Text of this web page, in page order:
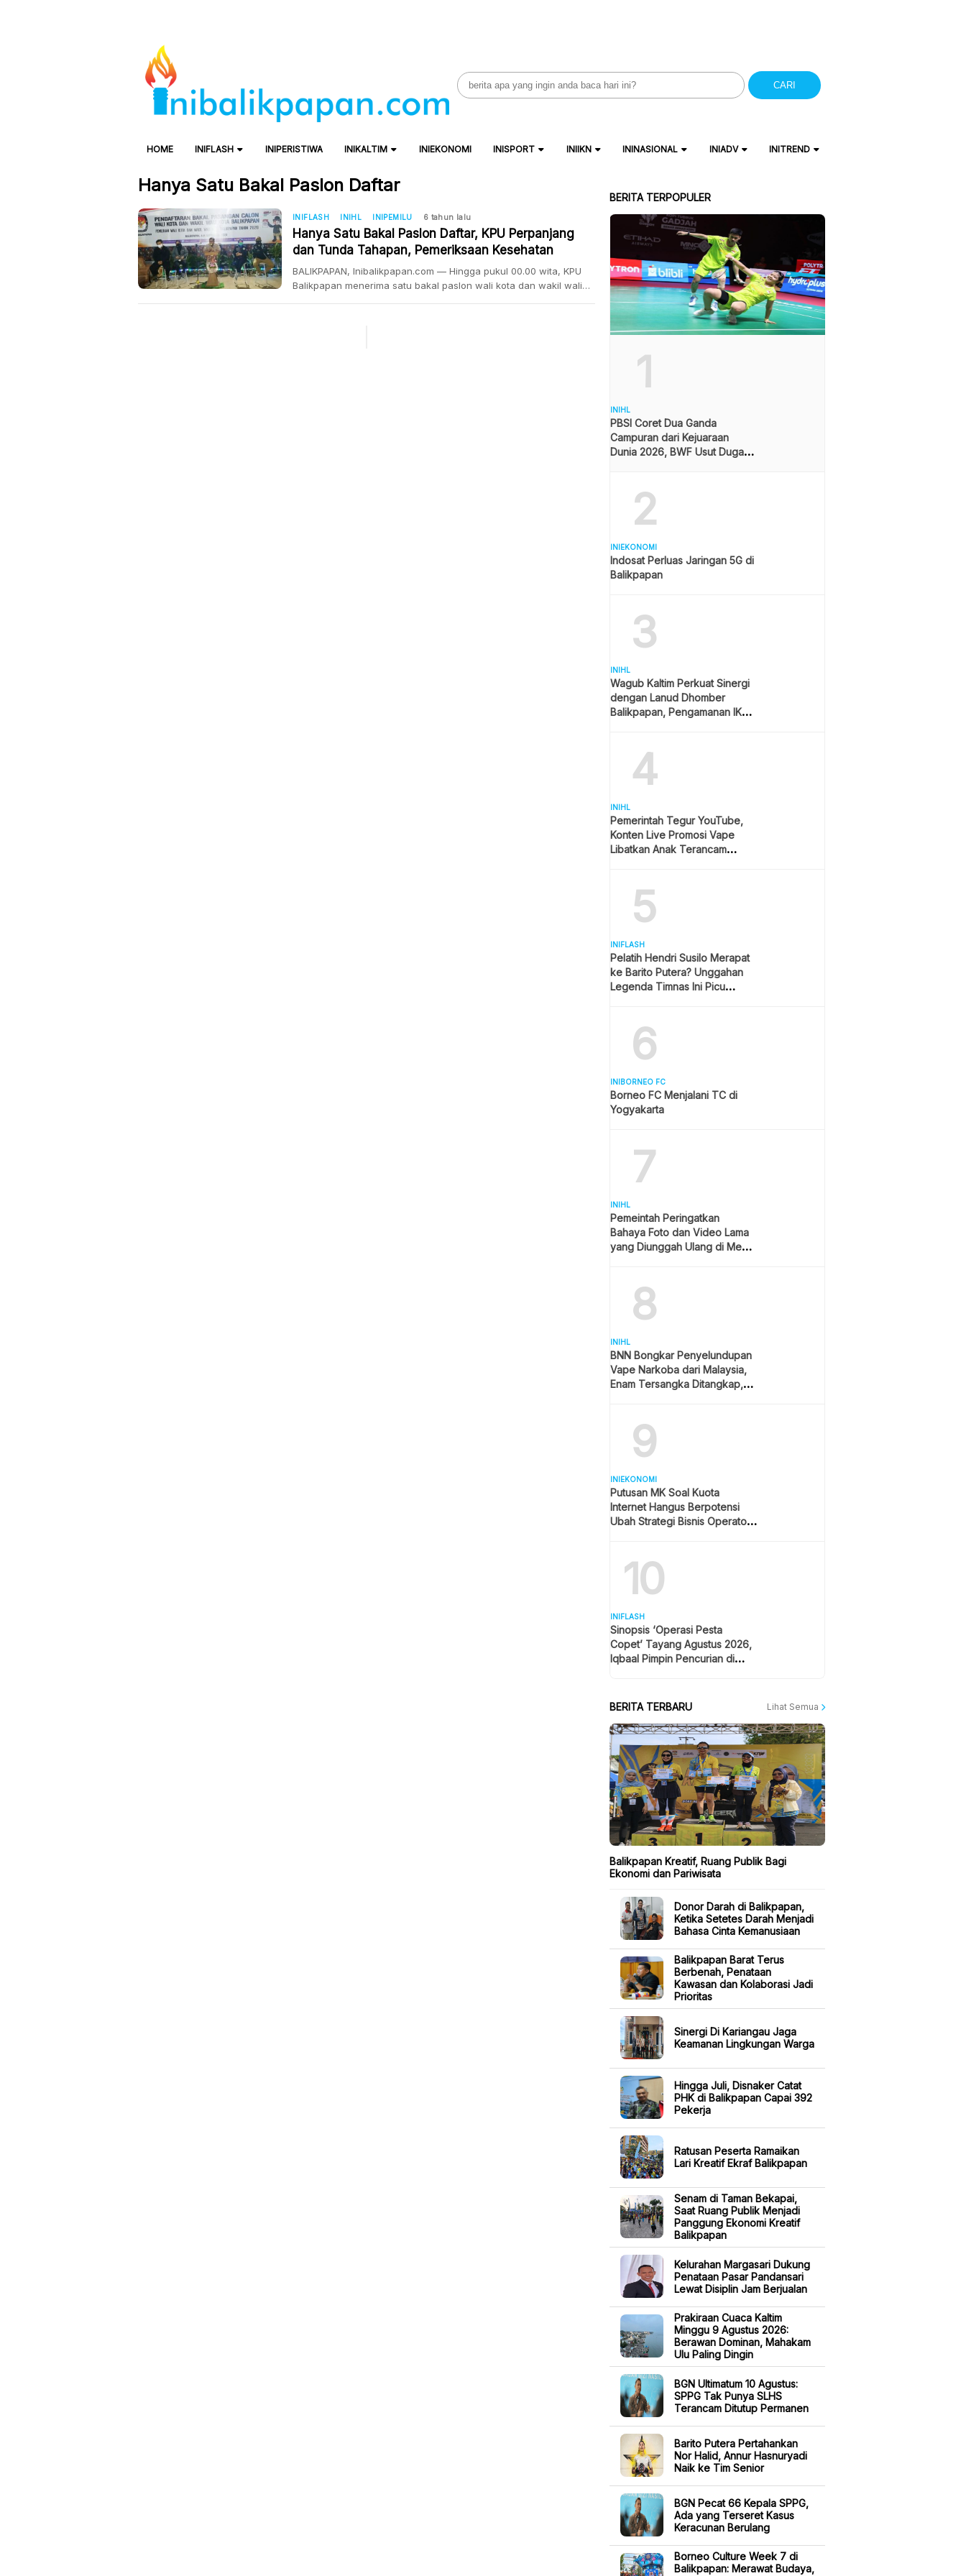
Search
for:
CARI
HOME INIFLASH INIPERISTIWA INIKALTIM INIEKONOMI INISPORT INIIKN ININASIONAL INIADV INITREND
Hanya Satu Bakal Paslon Daftar
INIFLASH INIHL INIPEMILU 6 tahun lalu
Hanya Satu Bakal Paslon Daftar, KPU Perpanjang
dan Tunda Tahapan, Pemeriksaan Kesehatan
Diundur
BALIKPAPAN, Inibalikpapan.com — Hingga pukul 00.00 wita, KPU
Balikpapan menerima satu bakal paslon wali kota dan wakil wali
BERITA TERPOPULER
1
INIHL
PBSI Coret Dua Ganda
Campuran dari Kejuaraan
Dunia 2026, BWF Usut Dugaan
2
INIEKONOMI
Indosat Perluas Jaringan 5G di
Balikpapan
3
INIHL
Wagub Kaltim Perkuat Sinergi
dengan Lanud Dhomber
Balikpapan, Pengamanan IKN
4
INIHL
Pemerintah Tegur YouTube,
Konten Live Promosi Vape
Libatkan Anak Terancam
5
INIFLASH
Pelatih Hendri Susilo Merapat
ke Barito Putera? Unggahan
Legenda Timnas Ini Picu
6
INIBORNEO FC
Borneo FC Menjalani TC di
Yogyakarta
7
INIHL
Pemeintah Peringatkan
Bahaya Foto dan Video Lama
yang Diunggah Ulang di Media
8
INIHL
BNN Bongkar Penyelundupan
Vape Narkoba dari Malaysia,
Enam Tersangka Ditangkap,
9
INIEKONOMI
Putusan MK Soal Kuota
Internet Hangus Berpotensi
Ubah Strategi Bisnis Operator
10
INIFLASH
Sinopsis ‘Operasi Pesta
Copet’ Tayang Agustus 2026,
Iqbaal Pimpin Pencurian di
BERITA TERBARU Lihat Semua
Balikpapan Kreatif, Ruang Publik Bagi
Ekonomi dan Pariwisata
Donor Darah di Balikpapan,
Ketika Setetes Darah Menjadi
Bahasa Cinta Kemanusiaan
Balikpapan Barat Terus
Berbenah, Penataan
Kawasan dan Kolaborasi Jadi
Prioritas
Sinergi Di Kariangau Jaga
Keamanan Lingkungan Warga
Hingga Juli, Disnaker Catat
PHK di Balikpapan Capai 392
Pekerja
Ratusan Peserta Ramaikan
Lari Kreatif Ekraf Balikpapan
Senam di Taman Bekapai,
Saat Ruang Publik Menjadi
Panggung Ekonomi Kreatif
Balikpapan
Kelurahan Margasari Dukung
Penataan Pasar Pandansari
Lewat Disiplin Jam Berjualan
Prakiraan Cuaca Kaltim
Minggu 9 Agustus 2026:
Berawan Dominan, Mahakam
Ulu Paling Dingin
BGN Ultimatum 10 Agustus:
SPPG Tak Punya SLHS
Terancam Ditutup Permanen
Barito Putera Pertahankan
Nor Halid, Annur Hasnuryadi
Naik ke Tim Senior
BGN Pecat 66 Kepala SPPG,
Ada yang Terseret Kasus
Keracunan Berulang
Borneo Culture Week 7 di
Balikpapan: Merawat Budaya,